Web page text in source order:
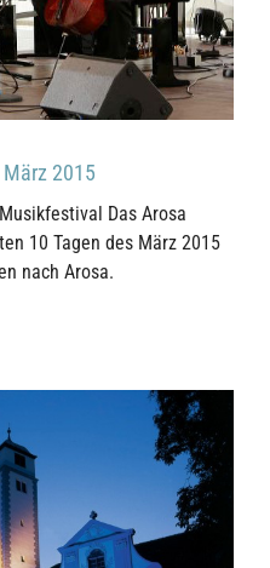
2015
Das Arosa
10 Tagen des März 2015
nach Arosa.